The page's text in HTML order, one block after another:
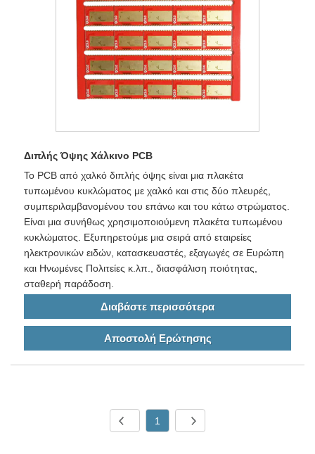
Διπλής Όψης Χάλκινο PCB
Το PCB από χαλκό διπλής όψης είναι μια πλακέτα
τυπωμένου κυκλώματος με χαλκό και στις δύο πλευρές,
συμπεριλαμβανομένου του επάνω και του κάτω στρώματος.
Είναι μια συνήθως χρησιμοποιούμενη πλακέτα τυπωμένου
κυκλώματος. Εξυπηρετούμε μια σειρά από εταιρείες
ηλεκτρονικών ειδών, κατασκευαστές, εξαγωγές σε Ευρώπη
και Ηνωμένες Πολιτείες κ.λπ., διασφάλιση ποιότητας,
σταθερή παράδοση.
Διαβάστε περισσότερα
Αποστολή Ερώτησης
1